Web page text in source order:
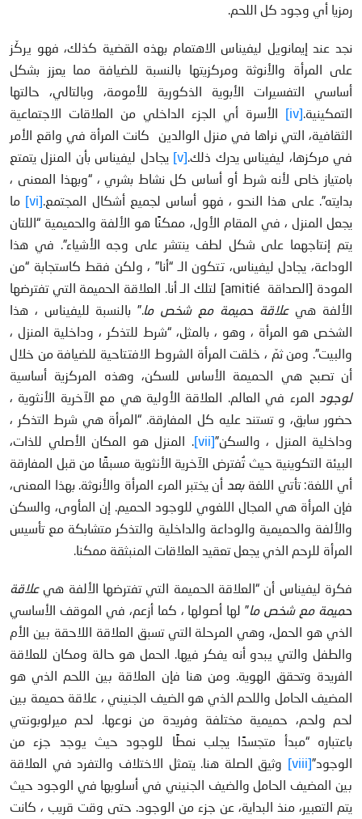
رمزيا أي وجود كل اللحم.
نجد عند إيمانويل ليفيناس الاهتمام بهذه القضية كذلك، فهو يركّز
على المرأة والأنوثة ومركزيتها بالنسبة للضيافة مما يعزز بشكل
أساسي التفسيرات الأبوية الذكورية للأمومة، وبالتالي، حالتها
التمكينية.[iv]
الأسرة أي الجزء الداخلي من العلاقات الاجتماعية
الثقافية، التي نراها في منزل الوالدين كانت المرأة في واقع الأمر
في مركزها، ليفيناس يدرك ذلك.[v]
يجادل ليفيناس بأن المنزل يتمتع
بامتياز خاص لأنه شرط أو أساس كل نشاط بشري ، “وبهذا المعنى ،
بدايته”. على هذا النحو ، فهو أساس لجميع أشكال المجتمع.[vi]
ما
يجعل المنزل ، في المقام الأول، ممكنًا هو الألفة والحميمية “اللتان
يتم إنتاجهما على شكل لطف ينتشر على وجه الأشياء”. في هذا
الوداعة، يجادل ليفيناس، تتكون الـ “أنا” ، ولكن فقط كاستجابة “من
المودة [الصداقة amitié] لتلك الـ أنا. العلاقة الحميمة التي تفترضها
الألفة هيعلاقة حميمة مع شخص ما.” بالنسبة لليفيناس ، هذا
الشخص هو المرأة ، وهو ، بالمثل، “شرط للتذكر ، وداخلية المنزل ،
والبيت”. ومن ثمّ ، خلقت المرأة الشروط الافتتاحية للضيافة من خلال
أن تصبح هي الحميمة الأساس للسكن، وهذه المركزية أساسية
لوجود المرء في العالم. العلاقة الأولية هي مع الآخرية الأنثوية ،
حضور سابق، و تستند عليه كل المفارقة. “المرأة هي شرط التذكر ،
وداخلية المنزل ، والسكن”[vii]
. المنزل هو المكان الأصلي للذات،
البيئة التكوينية حيث تُفترض الآخرية الأنثوية مسبقًا من قبل المفارقة
أي اللغة: تأتي اللغةبعد أن يختبر المرء المرأة والأنوثة. بهذا المعنى،
فإن المرأة هي المجال اللغوي للوجود الحميم. إن المأوى، والسكن
والألفة والحميمية والوداعة والداخلية والتذكر متشابكة مع تأسيس
المرأة للرحم الذي يجعل تعقيد العلاقات المنبثقة ممكنا.
فكرة ليفيناس أن “العلاقة الحميمة التي تفترضها الألفة هيعلاقة
حميمة مع شخص ما” لها أصولها ، كما أزعم، في الموقف الأساسي
الذي هو الحمل، وهي المرحلة التي تسبق العلاقة اللاحقة بين الأم
والطفل والتي يبدو أنه يفكر فيها. الحمل هو حالة ومكان للعلاقة
الفريدة وتحقق الهوية. ومن هنا فإن العلاقة بين اللحم الذي هو
المضيف الحامل واللحم الذي هو الضيف الجنيني ، علاقة حميمة بين
لحم ولحم، حميمية مختلفة وفريدة من نوعها. لحم ميرلوبونتي
باعتباره “مبدأ متجسدًا يجلب نمطًا للوجود حيث يوجد جزء من
الوجود”[viii]
وثيق الصلة هنا. يتمثل الاختلاف والتفرد في العلاقة
بين المضيف الحامل والضيف الجنيني في أسلوبها في الوجود حيث
يتم التعبير، منذ البداية، عن جزء من الوجود. حتى وقت قريب ، كانت